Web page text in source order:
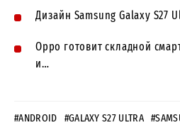
Дизайн Samsung Galaxy S27
Oppo готовит складной
и…
#ANDROID #GALAXY S27 ULTRA